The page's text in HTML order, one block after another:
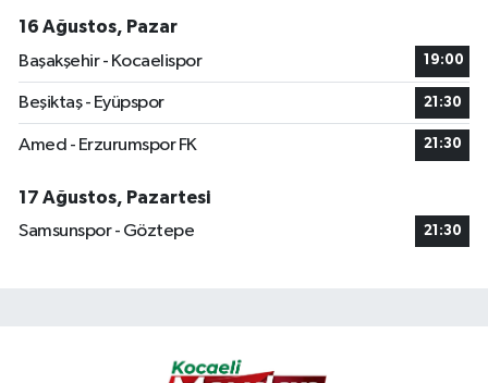
16 Ağustos, Pazar
Başakşehir - Kocaelispor
19:00
Beşiktaş - Eyüpspor 21:30
Amed - Erzurumspor FK 21:30
17 Ağustos, Pazartesi
Samsunspor - Göztepe
21:30